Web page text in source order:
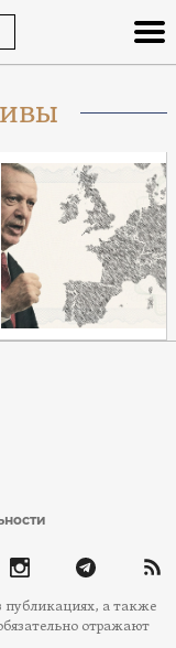
а также
отражают